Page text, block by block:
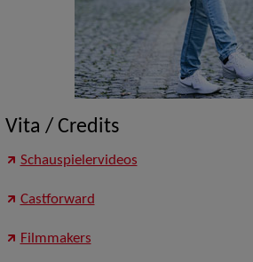
Vita / Credits
Schauspielervideos
Castforward
Filmmakers